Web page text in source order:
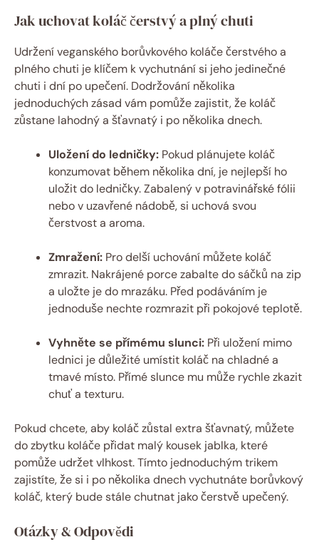
Jak uchovat koláč čerstvý a plný chuti
Udržení veganského borůvkového koláče čerstvého a
plného chuti je klíčem k vychutnání si jeho jedinečné
chuti i dní po upečení. Dodržování několika
jednoduchých zásad vám pomůže zajistit, že koláč
zůstane lahodný a šťavnatý i po několika dnech.
Uložení do ledničky: Pokud plánujete koláč
konzumovat během několika dní, je nejlepší ho
uložit do ledničky. Zabalený v potravinářské fólii
nebo v uzavřené nádobě, si uchová svou
čerstvost a aroma.
Zmražení: Pro delší uchování můžete koláč
zmrazit. Nakrájené porce zabalte do sáčků na zip
a uložte je do mrazáku. Před podáváním je
jednoduše nechte rozmrazit při pokojové teplotě.
Vyhněte se přímému slunci: Při uložení mimo
lednici je důležité umístit koláč na chladné a
tmavé místo. Přímé slunce mu může rychle zkazit
chuť a texturu.
Pokud chcete, aby koláč zůstal extra šťavnatý, můžete
do zbytku koláče přidat malý kousek jablka, které
pomůže udržet vlhkost. Tímto jednoduchým trikem
zajistíte, že si i po několika dnech vychutnáte borůvkový
koláč, který bude stále chutnat jako čerstvě upečený.
Otázky & Odpovědi